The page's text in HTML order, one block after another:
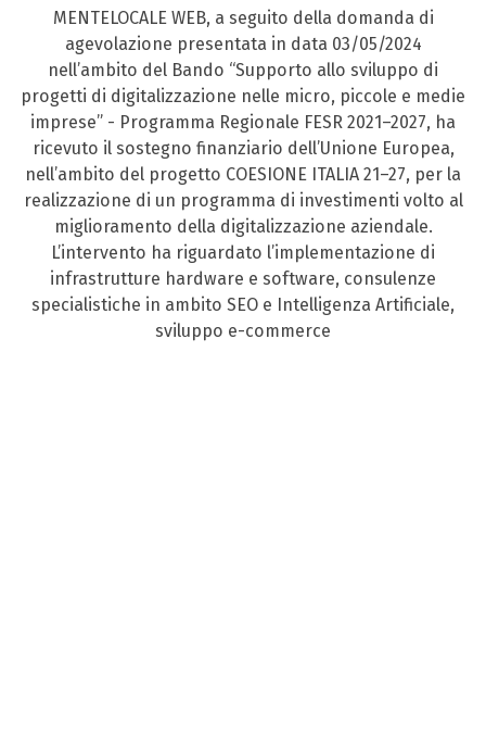
MENTELOCALE WEB, a seguito della domanda di
agevolazione presentata in data 03/05/2024
nell’ambito del Bando “Supporto allo sviluppo di
progetti di digitalizzazione nelle micro, piccole e medie
imprese” - Programma Regionale FESR 2021–2027, ha
ricevuto il sostegno finanziario dell’Unione Europea,
nell’ambito del progetto COESIONE ITALIA 21–27, per la
realizzazione di un programma di investimenti volto al
miglioramento della digitalizzazione aziendale.
L’intervento ha riguardato l’implementazione di
infrastrutture hardware e software, consulenze
specialistiche in ambito SEO e Intelligenza Artificiale,
sviluppo e-commerce